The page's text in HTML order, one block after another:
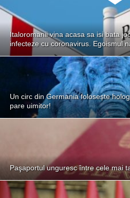
Italoromanii vina acasa sa isi bata
infecteze cu coronavirus. Egoismul
Un circ din Germania folosește
pare uimitor!
Paşaportul unguresc între cele mai